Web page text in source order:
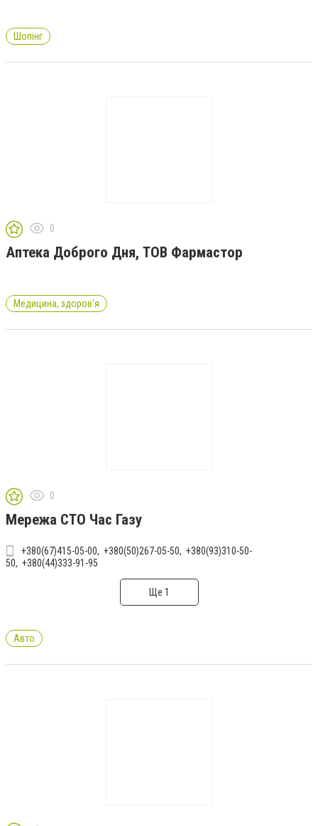
Шопінг
0
Аптека Доброго Дня, ТОВ Фармастор
Медицина, здоров'я
0
Мережа СТО Час Газу
+380(67)415-05-00 +380(50)267-05-50
+380(93)310-50-
50
+380(44)333-91-95
Ще 1
Авто